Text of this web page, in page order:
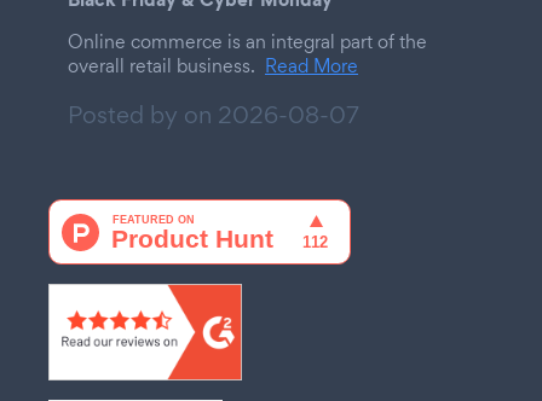
Online commerce is an integral part of the
overall retail business. Read More
Posted by on 2026-08-07